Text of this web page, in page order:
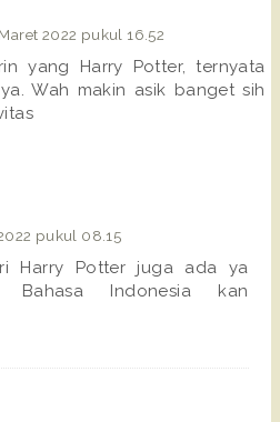
2022 pukul 16.52
yang Harry Potter, ternyata
Wah makin asik banget sih
pukul 08.15
Harry Potter juga ada ya
Bahasa Indonesia kan